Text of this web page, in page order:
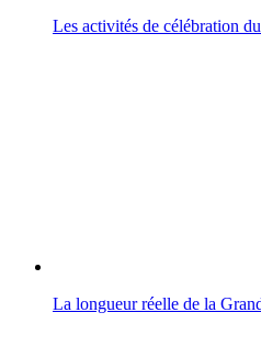
Les activités de célébration
La longueur réelle de la